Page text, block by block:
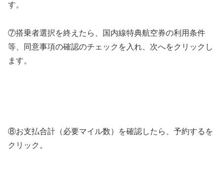
す。
⑦搭乗者選択を終えたら、国内線特典航空券の利用条件
等、同意事項の確認のチェックを入れ、次へをクリックし
ます。
⑧お支払合計（必要マイル数）を確認したら、予約するを
クリック。